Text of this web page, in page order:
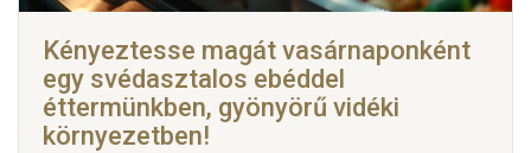
Kényeztesse magát vasárnaponként
egy svédasztalos ebéddel
éttermünkben, gyönyörű vidéki
környezetben!